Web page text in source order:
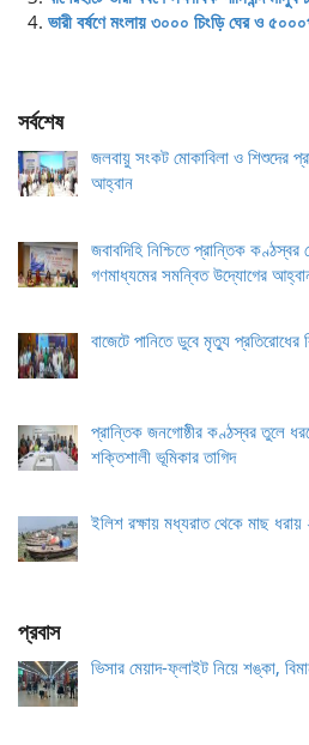
ভারী বর্ষণে মংলায় ৩০০০ চিংড়ি ঘের ও
সর্বশেষ
জলবায়ু সংকট মোকাবিলা ও শিশুদের
আহ্বান
জবাবদিহি নিশ্চিতে প্রান্তিক
গণমাধ্যমের সমন্বিত উদ্যোগের
বাজেটে পানিতে ডুবে মৃত্যু
প্রান্তিক জনগোষ্ঠীর কণ্ঠস্বর তুলে
শক্তিশালী ভূমিকার তাগিদ
ইলিশ রক্ষায় মধ্যরাত থেকে মাছ ধরায়
প্রবাস
ভিসার মেয়াদ-ফ্লাইট নিয়ে শঙ্কা,